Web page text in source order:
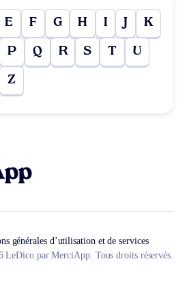
E F G H I J K
P Q R S T U
Z
générales d’utilisation et de services
LeDico par MerciApp. Tous droits réservés.